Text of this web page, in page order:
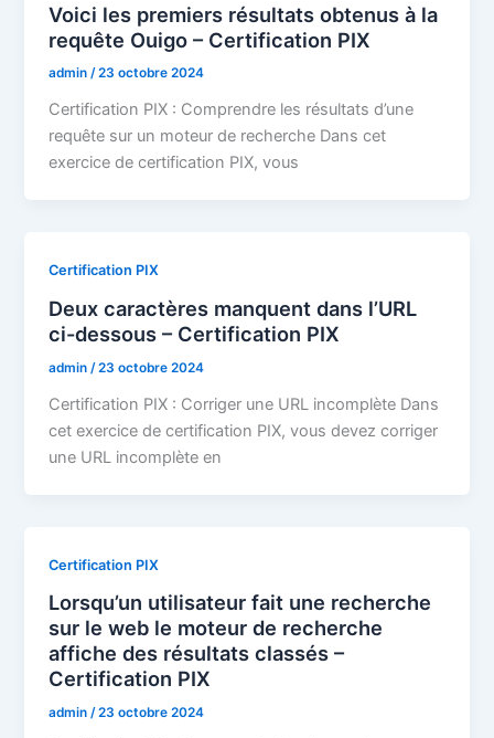
Voici les premiers résultats obtenus à la
requête Ouigo – Certification PIX
admin/23 octobre 2024
Certification PIX : Comprendre les résultats d’une
requête sur un moteur de recherche Dans cet
exercice de certification PIX, vous
Certification PIX
Deux caractères manquent dans l’URL
ci-dessous – Certification PIX
admin/23 octobre 2024
Certification PIX : Corriger une URL incomplète Dans
cet exercice de certification PIX, vous devez corriger
une URL incomplète en
Certification PIX
Lorsqu’un utilisateur fait une recherche
sur le web le moteur de recherche
affiche des résultats classés –
Certification PIX
admin/23 octobre 2024